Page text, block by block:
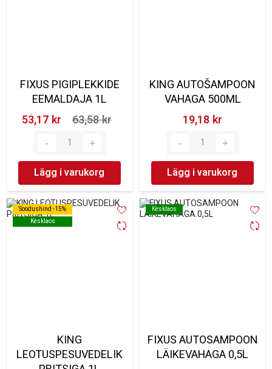
FIXUS PIGIPLEKKIDE
EEMALDAJA 1L
53,17 kr‎
63,58 kr‎
Lägg i varukorg
KING AUTOŠAMPOON
VAHAGA 500ML
19,18 kr‎
Lägg i varukorg
Soodushind -15%
Kesklaos
Soodushind -15%
Kesklaos
KING
LEOTUSPESUVEDELIK
Kesklaos
Kesklaos
FIXUS AUTOSAMPOON
LÄIKEVAHAGA 0,5L